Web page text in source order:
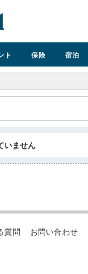
ト 保険 宿泊
いません
質問 お問い合わせ